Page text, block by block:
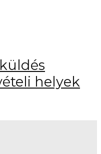
helyek